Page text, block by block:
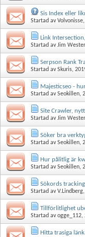
Sis Index eller
Startad avVolvonisse
Link
Startad avJim
Serpson Rank
Startad avSkuris,
Majesticseo -
Startad avSeokillen,
Site Crawler,
Startad avJim
Söker bra
Startad avSeokillen,
Hur pålitlig är
Startad avSeokillen,
Sökords
Startad avV.Lindberg
Tillförlitlighet
Startad avogge_112,
Hitta trasiga